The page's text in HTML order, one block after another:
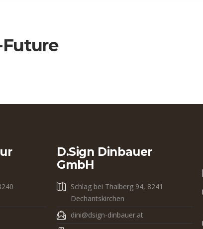
D.sign Dinbauer
GmbH
Schlag bei Thalberg 94, 8241
Dechantskirchen
dini@dsign-dinbauer.at